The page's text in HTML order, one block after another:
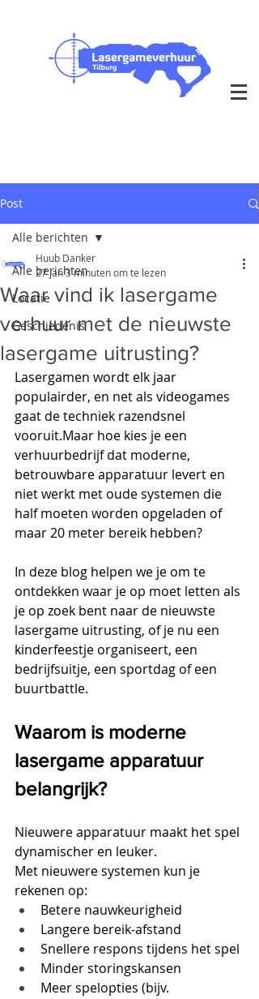
Post
Alle berichten
Locatie
Geschiedenis
Alle berichten
Waar vind ik lasergame
verhuur met de nieuwste
lasergame uitrusting?
Huub Danker
27 jan3 minuten om te lezen
Lasergamen wordt elk jaar
populairder, en net als videogames
gaat de techniek razendsnel
vooruit.Maar hoe kies je een
verhuurbedrijf dat moderne,
betrouwbare apparatuur levert en
niet werkt met oude systemen die
half moeten worden opgeladen of
maar 20 meter bereik hebben?
In deze blog helpen we je om te
ontdekken waar je op moet letten als
je op zoek bent naar de nieuwste
lasergame uitrusting, of je nu een
kinderfeestje organiseert, een
bedrijfsuitje, een sportdag of een
buurtbattle.
Waarom is moderne
lasergame apparatuur
belangrijk?
Nieuwere apparatuur maakt het spel
dynamischer en leuker.
Met nieuwere systemen kun je
rekenen op:
Betere nauwkeurigheid
Langere bereik-afstand
Snellere respons tijdens het spel
Minder storingskansen
Meer spelopties (bijv.